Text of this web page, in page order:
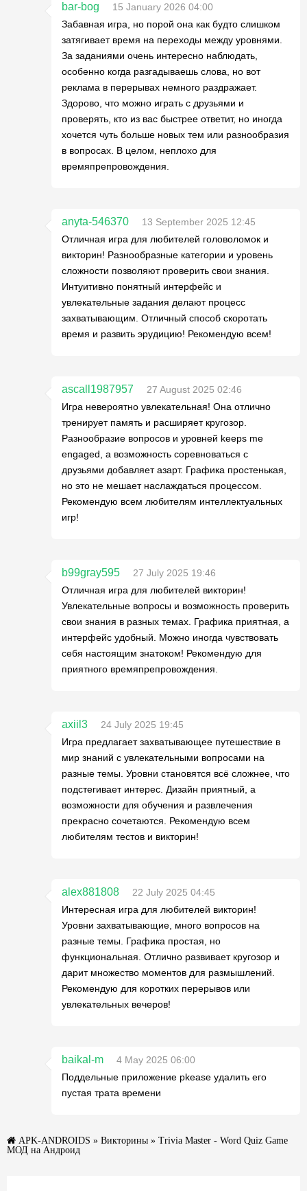
bar-bog
15 January 2026 04:00
Забавная игра, но порой она как будто слишком
затягивает время на переходы между уровнями.
За заданиями очень интересно наблюдать,
особенно когда разгадываешь слова, но вот
реклама в перерывах немного раздражает.
Здорово, что можно играть с друзьями и
проверять, кто из вас быстрее ответит, но иногда
хочется чуть больше новых тем или разнообразия
в вопросах. В целом, неплохо для
времяпрепровождения.
anyta-546370
13 September 2025 12:45
Отличная игра для любителей головоломок и
викторин! Разнообразные категории и уровень
сложности позволяют проверить свои знания.
Интуитивно понятный интерфейс и
увлекательные задания делают процесс
захватывающим. Отличный способ скоротать
время и развить эрудицию! Рекомендую всем!
ascall1987957
27 August 2025 02:46
Игра невероятно увлекательная! Она отлично
тренирует память и расширяет кругозор.
Разнообразие вопросов и уровней keeps me
engaged, а возможность соревноваться с
друзьями добавляет азарт. Графика простенькая,
но это не мешает наслаждаться процессом.
Рекомендую всем любителям интеллектуальных
игр!
b99gray595
27 July 2025 19:46
Отличная игра для любителей викторин!
Увлекательные вопросы и возможность проверить
свои знания в разных темах. Графика приятная, а
интерфейс удобный. Можно иногда чувствовать
себя настоящим знатоком! Рекомендую для
приятного времяпрепровождения.
axiil3
24 July 2025 19:45
Игра предлагает захватывающее путешествие в
мир знаний с увлекательными вопросами на
разные темы. Уровни становятся всё сложнее, что
подстегивает интерес. Дизайн приятный, а
возможности для обучения и развлечения
прекрасно сочетаются. Рекомендую всем
любителям тестов и викторин!
alex881808
22 July 2025 04:45
Интересная игра для любителей викторин!
Уровни захватывающие, много вопросов на
разные темы. Графика простая, но
функциональная. Отлично развивает кругозор и
дарит множество моментов для размышлений.
Рекомендую для коротких перерывов или
увлекательных вечеров!
baikal-m
4 May 2025 06:00
Поддельные приложение pkease удалить его
пустая трата времени
APK-ANDROIDS » Викторины » Trivia Master - Word Quiz Game
МОД на Андроид